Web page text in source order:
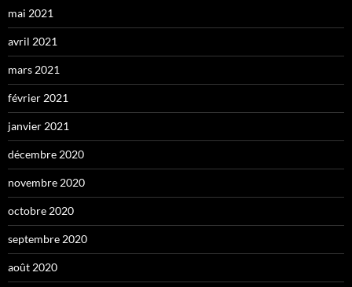
mai 2021
avril 2021
mars 2021
février 2021
janvier 2021
décembre 2020
novembre 2020
octobre 2020
septembre 2020
août 2020